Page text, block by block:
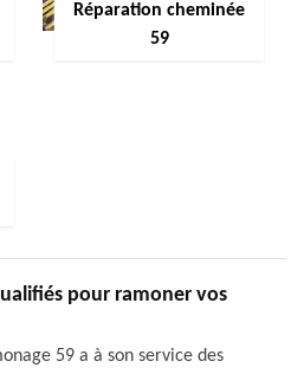
Réparation cheminée
59
pour ramoner vos
59 a à son service des